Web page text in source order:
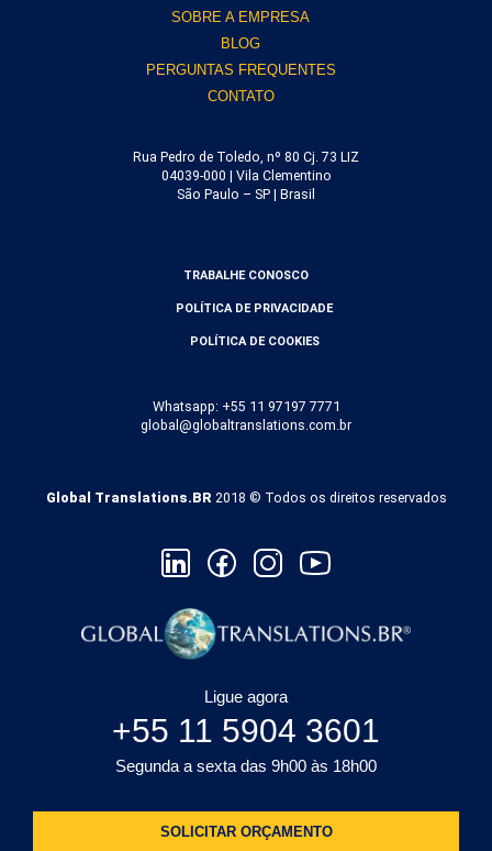
SOBRE A EMPRESA
BLOG
PERGUNTAS FREQUENTES
CONTATO
Rua Pedro de Toledo, nº 80 Cj. 73 LIZ
04039-000 | Vila Clementino
São Paulo – SP | Brasil
TRABALHE CONOSCO
POLÍTICA DE PRIVACIDADE
POLÍTICA DE COOKIES
Whatsapp: +55 11 97197 7771
global@globaltranslations.com.br
Global Translations.BR2018 © Todos os direitos reservados
Ligue agora
+55 11 5904 3601
Segunda a sexta das 9h00 às 18h00
SOLICITAR ORÇAMENTO